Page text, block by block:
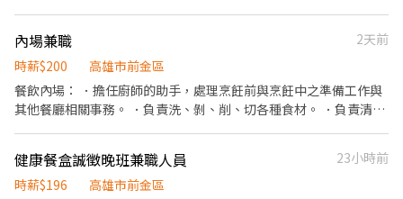
職免收費❌絕無詐騙
內場兼職
2天前
時薪$200
高雄市前金區
餐飲內場： ．擔任廚師的助手，處理烹飪前與烹飪中之準備工作與
其他餐廳相關事務。 ．負責洗、剝、削、切各種食材。 ．負責清理
健康餐盒誠徵晚班兼職人員
23小時前
時薪$196
高雄市前金區